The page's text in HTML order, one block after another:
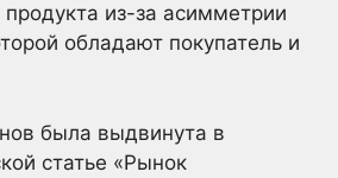
из-за асимметрии
обладают покупатель и
была выдвинута в
статье «Рынок